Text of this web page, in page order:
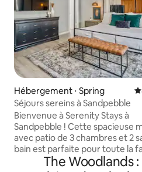
Hébergement ⋅ Spring
Séjours sereins à Sandpebble
Bienvenue à Serenity Stays à
Sandpebble ! Cette spacieuse
avec patio de 3 chambres et 2
bain est parfaite pour toute la
compris les enfants ! Le
The Woodlands